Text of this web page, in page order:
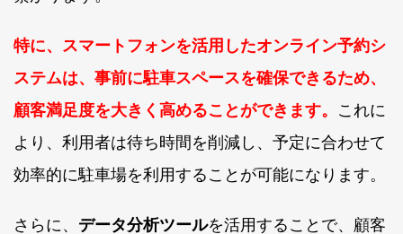
特に、スマートフォンを活用したオンライン予約シ
ステムは、事前に駐車スペースを確保できるため、
顧客満足度を大きく高めることができます。 これに
より、利用者は待ち時間を削減し、予定に合わせて
効率的に駐車場を利用することが可能になります。
さらに、 データ分析ツールを活用することで、顧客